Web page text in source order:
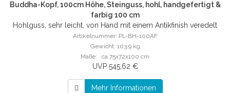
Buddha-Kopf, 100cm Höhe, Steinguss, hohl, handgefertigt &
farbig 100 cm
Hohlguss, sehr leicht, von Hand mit einem Antikfinish veredelt
Artikelnummer: PL-BH-100AF
Gewicht: 103.9 kg
Maße: ca.75x72x100 cm
UVP 545,62 €
Mehr Informationen